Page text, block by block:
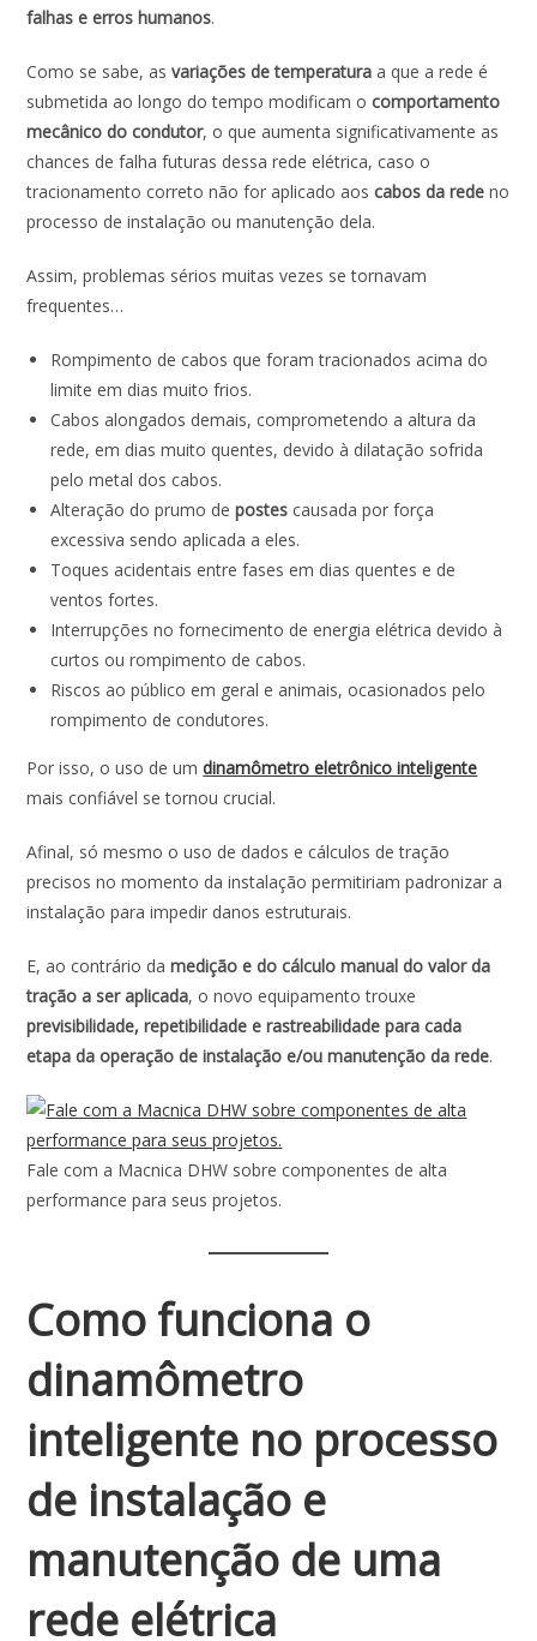
falhas e erros humanos.
Como se sabe, asvariações de temperatura a que a rede é
submetida ao longo do tempo modificam ocomportamento
mecânico do condutor, o que aumenta significativamente as
chances de falha futuras dessa rede elétrica, caso o
tracionamento correto não for aplicado aoscabos da rede no
processo de instalação ou manutenção dela.
Assim, problemas sérios muitas vezes se tornavam
frequentes…
Rompimento de cabos que foram tracionados acima do
limite em dias muito frios.
Cabos alongados demais, comprometendo a altura da
rede, em dias muito quentes, devido à dilatação sofrida
pelo metal dos cabos.
Alteração do prumo depostes causada por força
excessiva sendo aplicada a eles.
Toques acidentais entre fases em dias quentes e de
ventos fortes.
Interrupções no fornecimento de energia elétrica devido à
curtos ou rompimento de cabos.
Riscos ao público em geral e animais, ocasionados pelo
rompimento de condutores.
Por isso, o uso de umdinamômetro eletrônico inteligente
mais confiável se tornou crucial.
Afinal, só mesmo o uso de dados e cálculos de tração
precisos no momento da instalação permitiriam padronizar a
instalação para impedir danos estruturais.
E, ao contrário damedição e do cálculo manual do valor da
tração a ser aplicada, o novo equipamento trouxe
previsibilidade, repetibilidade e rastreabilidade para cada
etapa da operação de instalação e/ou manutenção da rede.
Fale com a Macnica DHW sobre componentes de alta
performance para seus projetos.
Como funciona o
dinamômetro
inteligente no processo
de instalação e
manutenção de uma
rede elétrica